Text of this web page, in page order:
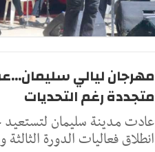
مهرجان ليالي
متجددة رغم التحديات
عادت مدينة سليمان لتستعيد
انطلاق فعاليات الدورة الثالثة